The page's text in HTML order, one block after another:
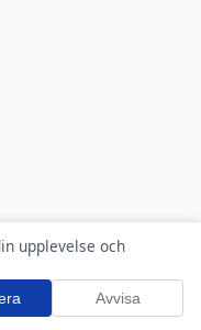
upplevelse och
Avvisa